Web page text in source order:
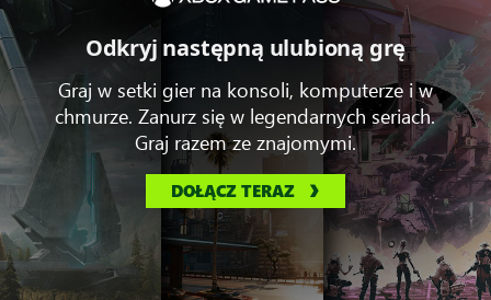
Odkryj następną ulubioną grę
Graj w setki gier na konsoli, komputerze i w
chmurze. Zanurz się w legendarnych seriach.
Graj razem ze znajomymi.
DOŁĄCZ TERAZ